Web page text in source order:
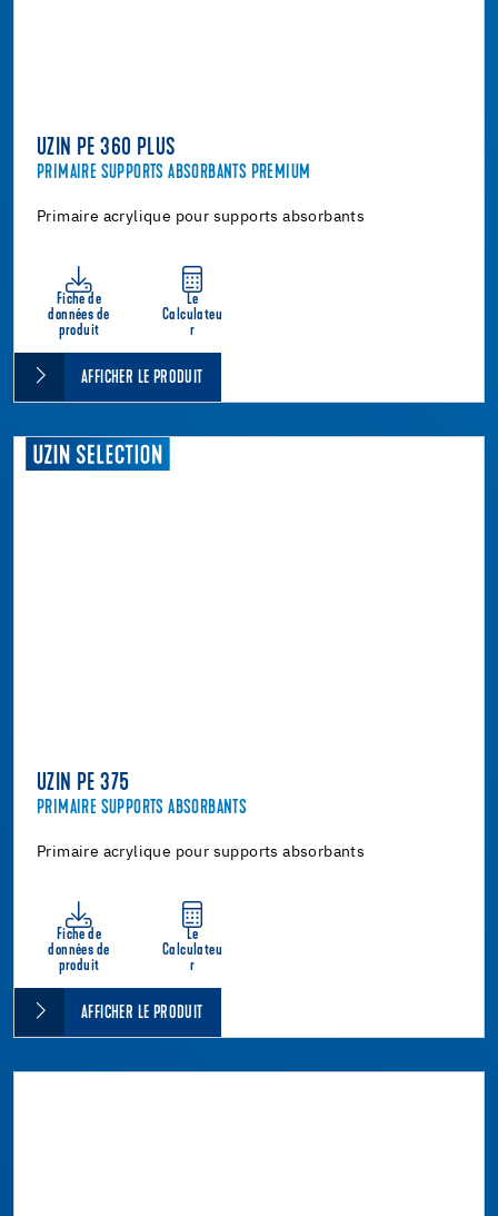
UZIN PE 360 PLUS
PRIMAIRE SUPPORTS ABSORBANTS PREMIUM
Primaire acrylique pour supports absorbants
Fiche de
données de
produit
Le
Calculateu
r
AFFICHER LE PRODUIT
UZIN PE 375
PRIMAIRE SUPPORTS ABSORBANTS
Primaire acrylique pour supports absorbants
Fiche de
données de
produit
Le
Calculateu
r
AFFICHER LE PRODUIT